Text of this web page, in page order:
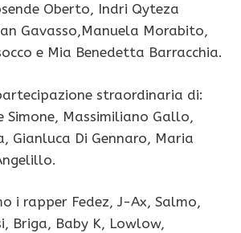
Oberto, Indri Qyteza
Gavasso,Manuela Morabito,
e Mia Benedetta Barracchia.
straordinaria di:
Simone, Massimiliano Gallo,
Gianluca Di Gennaro, Maria
i rapper Fedez, J-Ax, Salmo,
Briga, Baby K, Lowlow,